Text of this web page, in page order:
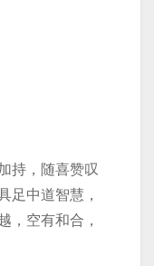
持，随喜赞叹
足中道智慧，
，空有和合，